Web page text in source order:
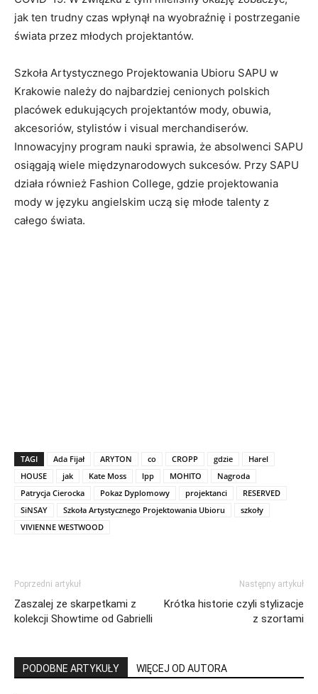
jak ten trudny czas wpłynął na wyobraźnię i postrzeganie
świata przez młodych projektantów.
Szkoła Artystycznego Projektowania Ubioru SAPU w
Krakowie należy do najbardziej cenionych polskich
placówek edukujących projektantów mody, obuwia,
akcesoriów, stylistów i visual merchandiserów.
Innowacyjny program nauki sprawia, że absolwenci SAPU
osiągają wiele międzynarodowych sukcesów. Przy SAPU
działa również Fashion College, gdzie projektowania
mody w języku angielskim uczą się młode talenty z
całego świata.
TAGI Ada Fijał ARYTON co CROPP gdzie
Harel
HOUSE
jak Kate Moss lpp MOHITO
Nagroda
Patrycja Cierocka
Pokaz Dyplomowy projektanci
RESERVED
SiNSAY
Szkoła Artystycznego Projektowania Ubioru
szkoły
VIVIENNE WESTWOOD
Poprzedni artykuł
Zaszalej ze skarpetkami z
kolekcji Showtime od Gabrielli
Następny artykuł
Krótka historie czyli stylizacje
z szortami
PODOBNE ARTYKUŁY WIĘCEJ OD AUTORA